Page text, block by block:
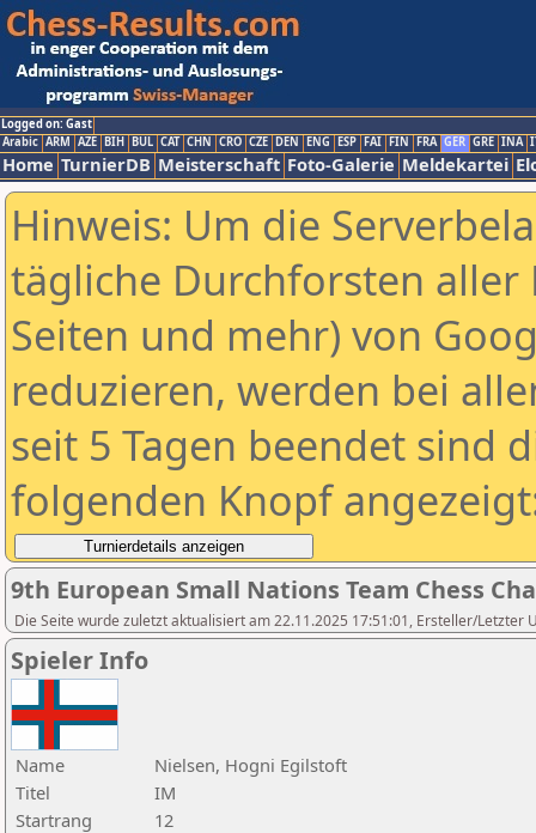
Logged on: Gast
Arabic ARM AZE BIH BUL CAT CHN CRO CZE DEN ENG ESP FAI FIN FRA GER GRE INA
Home TurnierDB Meisterschaft Foto-Galerie Meldekartei
Hinweis: Um die
tägliche Durchforsten aller
Seiten und mehr) von
reduzieren, werden bei
seit 5 Tagen beendet sind
folgenden Knopf
9th European Small Nations Team Chess
Die Seite wurde zuletzt aktualisiert am 22.11.2025 17:51:01, Ersteller/Letzter
Spieler Info
Name
Nielsen, Hogni Egilstoft
Titel
IM
Startrang
12